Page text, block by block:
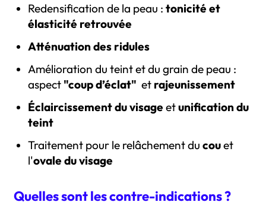
Redensification de la peau :tonicité et
élasticité retrouvée
Atténuation des ridules
Amélioration du teint et du grain de peau :
aspect "coup d’éclat" et rajeunissement
Éclaircissement du visageetunification du
teint
Traitement pour le relâchement ducouet
l'ovale du visage
Quelles sont les contre-indications ?